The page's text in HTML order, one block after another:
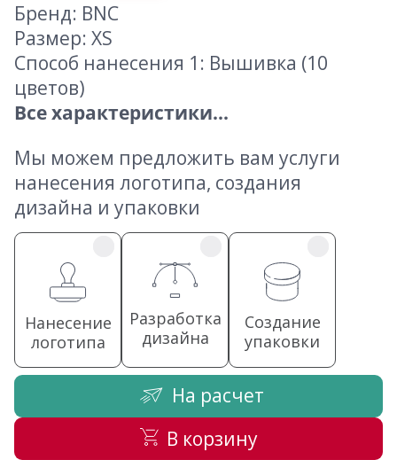
Бренд: BNC
Размер: XS
Способ нанесения 1: Вышивка (10
цветов)
Все характеристики...
Мы можем предложить вам услуги
нанесения логотипа, создания
дизайна и упаковки
Нанесение
логотипа
Разработка
дизайна
Создание
упаковки
На расчет
В корзину